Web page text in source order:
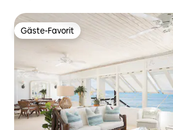
Gäste-Favorit
Gäste-Favorit